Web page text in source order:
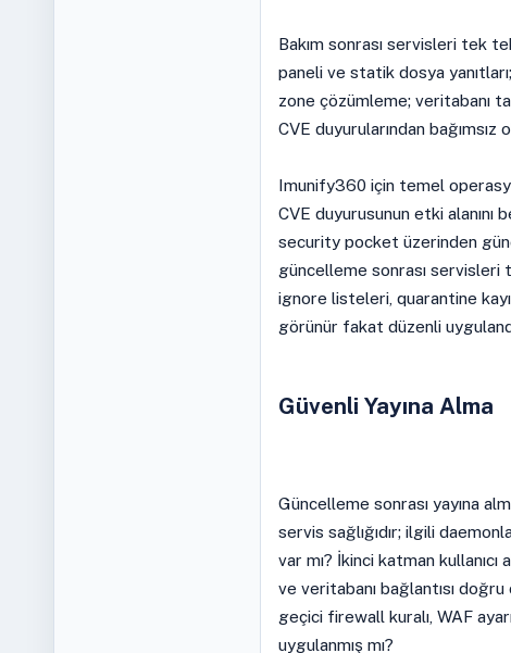
Bakım sonrası servisleri tek
paneli ve statik dosya
zone çözümleme; veritabanı
CVE duyurularından
Imunify360 için temel
CVE duyurusunun etki
security pocket üzerinden
güncelleme sonrası servisleri
ignore listeleri, quarantine
görünür fakat düzenli
Güvenli Yayına Alma
Güncelleme sonrası yayına
servis sağlığıdır; ilgili
var mı? İkinci katman kullanıcı
ve veritabanı bağlantısı
geçici firewall kuralı, WAF
uygulanmış mı?